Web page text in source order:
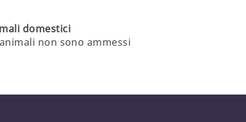
domestici
non sono ammessi